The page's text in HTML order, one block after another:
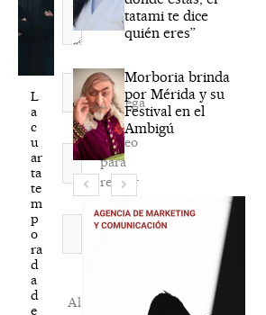
L
a
c
u
ar
ta
te
m
p
o
ra
d
a
d
e
Nombre*
Correo
electrónico*
Agréga
mi
correo
para
recibir
newsletter
Al
tatami te dice
quién eres”
Morboria brinda
por Mérida y su
Festival en el
Ambigú